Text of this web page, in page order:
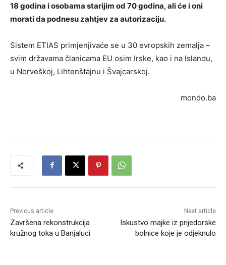
18 godina i osobama starijim od 70 godina, ali će i oni
morati da podnesu zahtjev za autorizaciju.
Sistem ETIAS primjenjivaće se u 30 evropskih zemalja –
svim državama članicama EU osim Irske, kao i na Islandu,
u Norveškoj, Lihtenštajnu i Švajcarskoj.
mondo.ba
Previous article
Završena rekonstrukcija
kružnog toka u Banjaluci
Next article
Iskustvo majke iz prijedorske
bolnice koje je odjeknulo